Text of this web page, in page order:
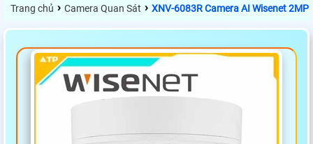
Trang chủ › Camera Quan Sát › XNV-6083R Camera AI Wisenet 2MP